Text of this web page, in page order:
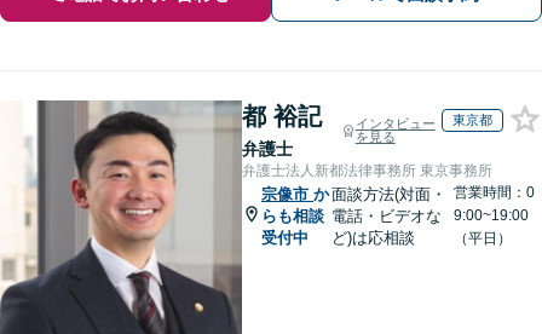
都 裕記
弁護士
インタビュー
を見る
東京都
弁護士法人新都法律事務所 東京事務所
宗像市 か
らも相談
受付中
面談方法(対面・
電話・ビデオな
ど)は応相談
営業時間：0
9:00~19:00
（平日）